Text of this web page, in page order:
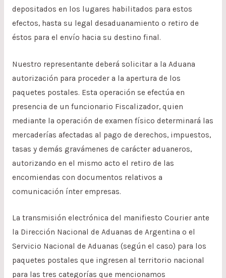
depositados en los lugares habilitados para estos
efectos, hasta su legal desaduanamiento o retiro de
éstos para el envío hacia su destino final.
Nuestro representante deberá solicitar a la Aduana
autorización para proceder a la apertura de los
paquetes postales. Esta operación se efectúa en
presencia de un funcionario Fiscalizador, quien
mediante la operación de examen físico determinará las
mercaderías afectadas al pago de derechos, impuestos,
tasas y demás gravámenes de carácter aduaneros,
autorizando en el mismo acto el retiro de las
encomiendas con documentos relativos a
comunicación ínter empresas.
La transmisión electrónica del manifiesto Courier ante
la Dirección Nacional de Aduanas de Argentina o el
Servicio Nacional de Aduanas (según el caso) para los
paquetes postales que ingresen al territorio nacional
para las tres categorías que mencionamos